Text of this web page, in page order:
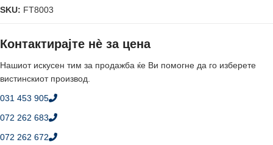
SKU: FT8003
Контактирајте нè за цена
Нашиот искусен тим за продажба ќе Ви помогне да го изберете
вистинскиот производ.
031 453 905
072 262 683
072 262 672